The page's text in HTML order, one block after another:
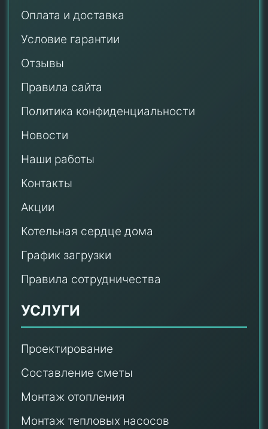
Оплата и доставка
Условие гарантии
Отзывы
Правила сайта
Политика конфиденциальности
Новости
Наши работы
Контакты
Акции
Котельная сердце дома
График загрузки
Правила сотрудничества
УСЛУГИ
Проектирование
Составление сметы
Монтаж отопления
Монтаж тепловых насосов